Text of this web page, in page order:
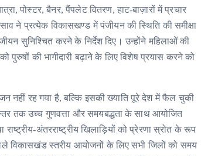
पोस्टर, बैनर, पैंपलेट वितरण, हाट-बाज़ारों में प्रचार
ने प्रत्येक विकासखण्ड में पंजीयन की स्थिति की समीक्षा
सुनिश्चित करने के निर्देश दिए। उन्होंने महिलाओं की
की भागीदारी बढ़ाने के लिए विशेष प्रयास करने को
नहीं रह गया है, बल्कि इसकी ख्याति पूरे देश में फैल चुकी
तक उच्च गुणवत्ता और समयबद्धता के साथ आयोजित
राष्ट्रीय-अंतरराष्ट्रीय खिलाड़ियों को प्रेरणा स्रोत के रूप
विकासखंड स्तरीय आयोजनों के लिए सभी जिलों को समय